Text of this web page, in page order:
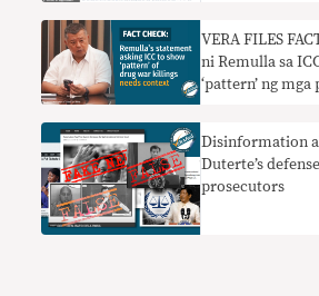
VERA FILES
ni Remulla sa
‘pattern’ ng
Disinformation
Duterte’s
prosecutors